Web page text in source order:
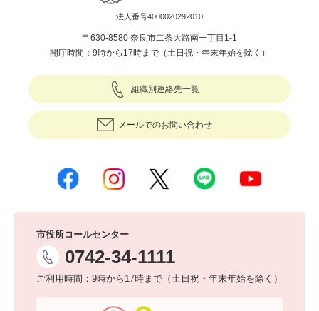
法人番号4000020292010
〒630-8580 奈良市二条大路南一丁目1-1
開庁時間：9時から17時まで（土日祝・年末年始を除く）
組織別連絡先一覧
メールでのお問い合わせ
市役所コールセンター
0742-34-1111
ご利用時間：9時から17時まで（土日祝・年末年始を除く）